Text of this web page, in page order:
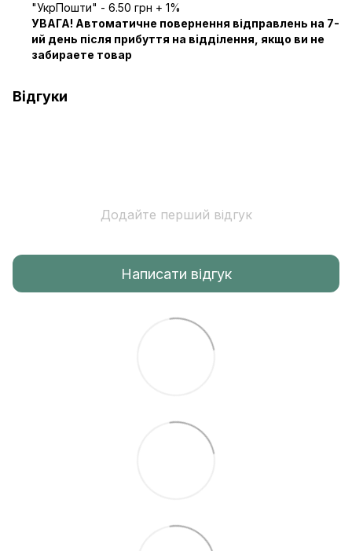
"УкрПошти" - 6.50 грн + 1%
УВАГА! Автоматичне повернення відправлень на 7-
ий день після прибуття на відділення, якщо ви не
забираете товар
Відгуки
Додайте перший відгук
Написати відгук